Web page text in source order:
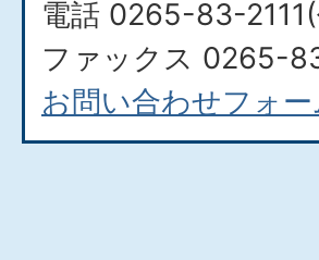
電話 0265-83-
ファックス 0265-
お問い合わせフォ